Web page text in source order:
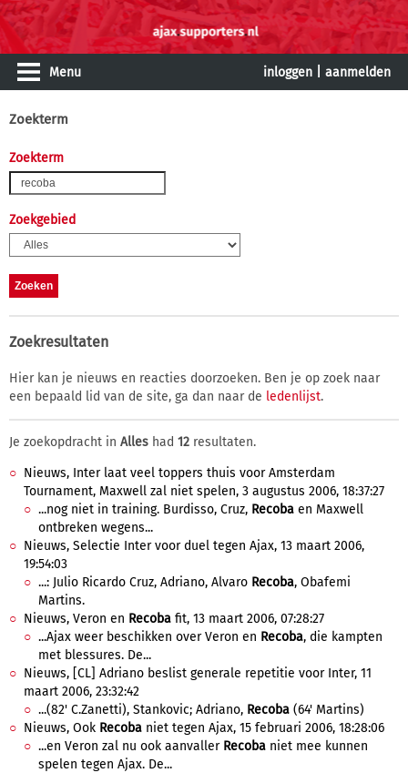
Menu inloggen aanmelden
Zoekterm
Zoekterm
Zoekgebied
Zoekresultaten
Hier kan je nieuws en reacties doorzoeken. Ben je op zoek naar
een bepaald lid van de site, ga dan naar de ledenlijst.
Je zoekopdracht in Alles had 12 resultaten.
Nieuws, Inter laat veel toppers thuis voor Amsterdam
Tournament, Maxwell zal niet spelen, 3 augustus 2006, 18:37:27
...nog niet in training. Burdisso, Cruz, Recoba en Maxwell
ontbreken wegens...
Nieuws, Selectie Inter voor duel tegen Ajax, 13 maart 2006,
19:54:03
...: Julio Ricardo Cruz, Adriano, Alvaro Recoba, Obafemi
Martins.
Nieuws, Veron en Recoba fit, 13 maart 2006, 07:28:27
...Ajax weer beschikken over Veron en Recoba, die kampten
met blessures. De...
Nieuws, [CL] Adriano beslist generale repetitie voor Inter, 11
maart 2006, 23:32:42
...(82' C.Zanetti), Stankovic; Adriano, Recoba (64' Martins)
Nieuws, Ook Recoba niet tegen Ajax, 15 februari 2006, 18:28:06
...en Veron zal nu ook aanvaller Recoba niet mee kunnen
spelen tegen Ajax. De...